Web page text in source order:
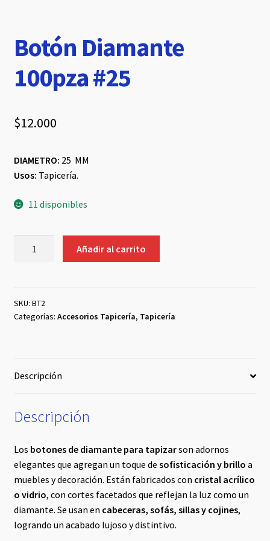
Botón Diamante
100pza #25
$12.000
DIAMETRO: 25 MM
Usos: Tapicería.
11 disponibles
cantidad
Añadir al carrito
SKU: BT2
Categorías: Accesorios Tapicería, Tapicería
Descripción
Descripción
Los botones de diamante para tapizarson adornos
elegantes que agregan un toque de sofisticación y brillo a
muebles y decoración. Están fabricados con cristal acrílico
o vidrio, con cortes facetados que reflejan la luz como un
diamante. Se usan en cabeceras, sofás, sillas y cojines,
logrando un acabado lujoso y distintivo.